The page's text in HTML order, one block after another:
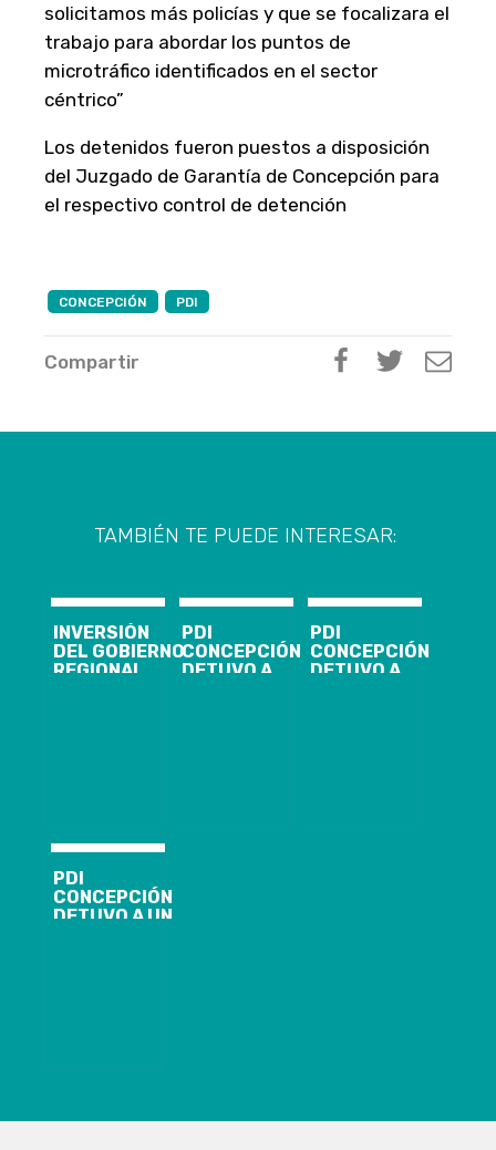
solicitamos más policías y que se focalizara el
trabajo para abordar los puntos de
microtráfico identificados en el sector
céntrico”
Los detenidos fueron puestos a disposición
del Juzgado de Garantía de Concepción para
el respectivo control de detención
CONCEPCIÓN PDI
Compartir
TAMBIÉN TE PUEDE INTERESAR:
INVERSIÓN
DEL GOBIERNO
REGIONAL
PDI
CONCEPCIÓN
DETUVO A
PDI
CONCEPCIÓN
DETUVO A
PDI
CONCEPCIÓN
DETUVO A UN